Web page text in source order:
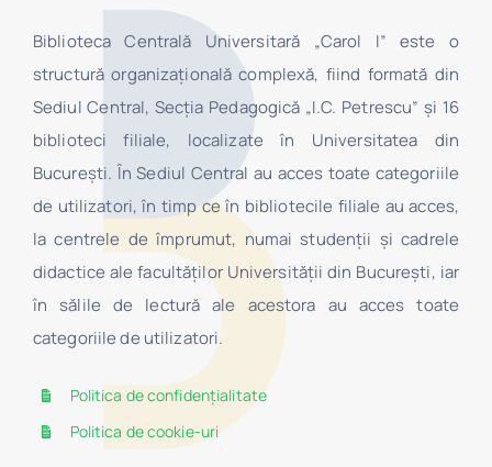
Biblioteca Centrală Universitară „Carol I” este o
structură organizaţională complexă, fiind formată din
Sediul Central, Secţia Pedagogică „I.C. Petrescu” şi 16
biblioteci filiale, localizate în Universitatea din
Bucureşti. În Sediul Central au acces toate categoriile
de utilizatori, în timp ce în bibliotecile filiale au acces,
la centrele de împrumut, numai studenţii şi cadrele
didactice ale facultăților Universității din București, iar
în sălile de lectură ale acestora au acces toate
categoriile de utilizatori.
Politica de confidențialitate
Politica de cookie-uri